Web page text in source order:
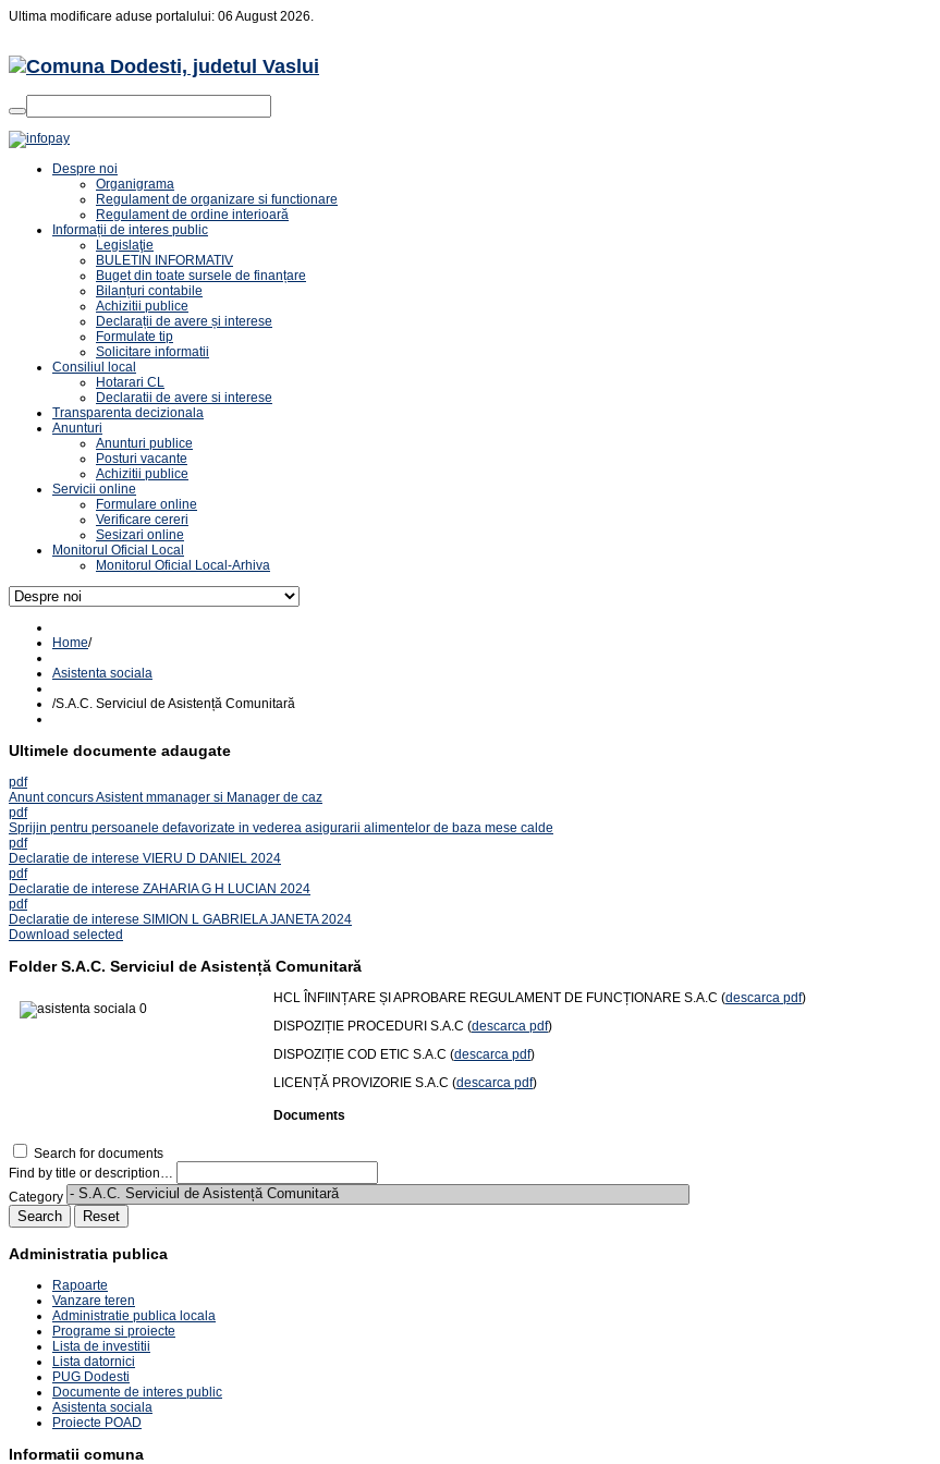
Ultima modificare aduse portalului: 06 August 2026.
Despre noi
Organigrama
Regulament de organizare si functionare
Regulament de ordine interioară
Informații de interes public
Legislaţie
BULETIN INFORMATIV
Buget din toate sursele de finanțare
Bilanțuri contabile
Achizitii publice
Declarații de avere și interese
Formulate tip
Solicitare informatii
Consiliul local
Hotarari CL
Declaratii de avere si interese
Transparenta decizionala
Anunturi
Anunturi publice
Posturi vacante
Achizitii publice
Servicii online
Formulare online
Verificare cereri
Sesizari online
Monitorul Oficial Local
Monitorul Oficial Local-Arhiva
Home/
Asistenta sociala
/S.A.C. Serviciul de Asistență Comunitară
Ultimele documente adaugate
pdf
Anunt concurs Asistent mmanager si Manager de caz
pdf
Sprijin pentru persoanele defavorizate in vederea asigurarii alimentelor de baza mese calde
pdf
Declaratie de interese VIERU D DANIEL 2024
pdf
Declaratie de interese ZAHARIA G H LUCIAN 2024
pdf
Declaratie de interese SIMION L GABRIELA JANETA 2024
Download selected
Folder S.A.C. Serviciul de Asistență Comunitară
HCL ÎNFIINȚARE ȘI APROBARE REGULAMENT DE FUNCȚIONARE S.A.C (descarca pdf)
DISPOZIȚIE PROCEDURI S.A.C (descarca pdf)
DISPOZIȚIE COD ETIC S.A.C (descarca pdf)
LICENȚĂ PROVIZORIE S.A.C (descarca pdf)
Documents
Search for documents
Find by title or description…
Category
Search Reset
Administratia publica
Rapoarte
Vanzare teren
Administratie publica locala
Programe si proiecte
Lista de investitii
Lista datornici
PUG Dodesti
Documente de interes public
Asistenta sociala
Proiecte POAD
Informatii comuna